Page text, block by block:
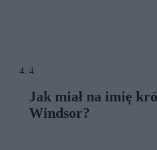
4
Jak miał na imię
Windsor?